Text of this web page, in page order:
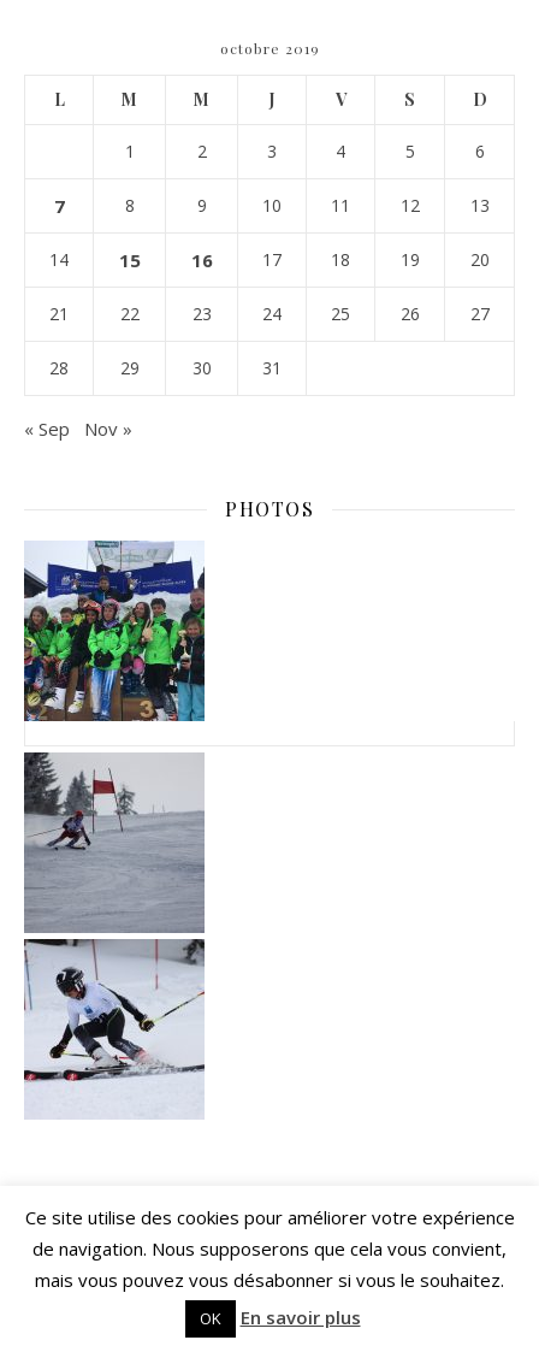
octobre 2019
L M M J V S D
1 2 3 4 5 6
7 8 9 10 11 12 13
14 15 16 17 18 19 20
21 22 23 24 25 26 27
28 29 30 31
« Sep Nov »
PHOTOS
Copyright 2018 Ski Club Crozet
Mentions Légales
Ce site utilise des cookies pour améliorer votre expérience
de navigation. Nous supposerons que cela vous convient,
mais vous pouvez vous désabonner si vous le souhaitez.
OK En savoir plus